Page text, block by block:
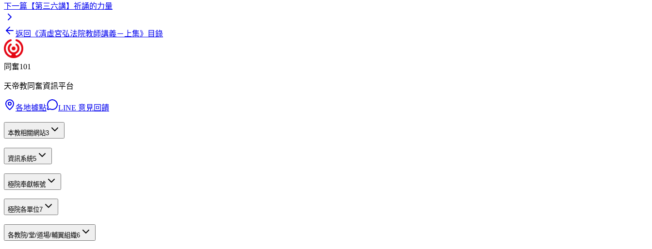
下一篇 【第三六講】祈誦的力量
返回《清虛宮弘法院教師講義－上集》目錄
同奮101
天帝教同奮資訊平台
各地據點 LINE 意見回饋
本教相關網站3
資訊系統5
極院奉獻帳號
極院各單位7
各教院/堂/道場/輔翼組織6